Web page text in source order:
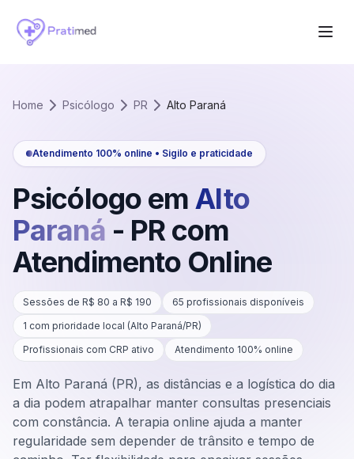
Home Psicólogo PR Alto Paraná
Atendimento 100% online • Sigilo e praticidade
Psicólogo em Alto
Paraná - PR com
Atendimento Online
Sessões de R$ 80 a R$ 190 65 profissionais disponíveis
1 com prioridade local (Alto Paraná/PR)
Profissionais com CRP ativo
Atendimento 100% online
Em Alto Paraná (PR), as distâncias e a logística do dia
a dia podem atrapalhar manter consultas presenciais
com constância. A terapia online ajuda a manter
regularidade sem depender de trânsito e tempo de